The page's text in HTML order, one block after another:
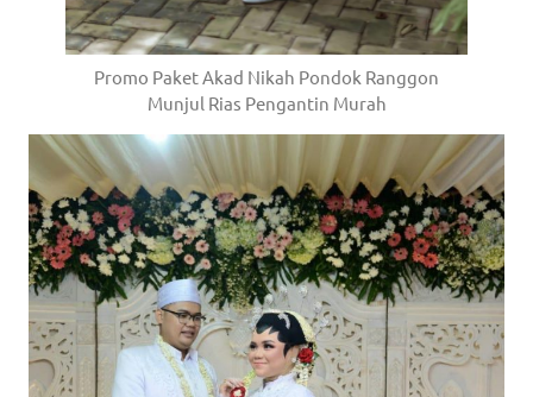
Promo Paket Akad Nikah Pondok Ranggon
Munjul Rias Pengantin Murah